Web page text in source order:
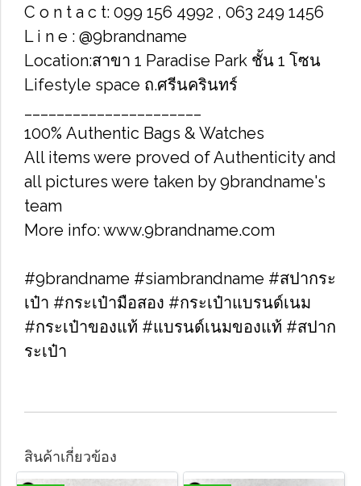
C o n t a c t: 099 156 4992 , 063 249 1456
L i n e : @9brandname
Location:สาขา 1 Paradise Park ชั้น 1 โซน
Lifestyle space ถ.ศรีนครินทร์
100% Authentic Bags & Watches
All items were proved of Authenticity and
all pictures were taken by 9brandname's
team
More info: www.9brandname.com
#9brandname #siambrandname #สปากระ
เป๋า #กระเป๋ามือสอง #กระเป๋าแบรนด์เนม
#กระเป๋าของแท้ #แบรนด์เนมของแท้ #สปาก
ระเป๋า
สินค้าเกี่ยวข้อง